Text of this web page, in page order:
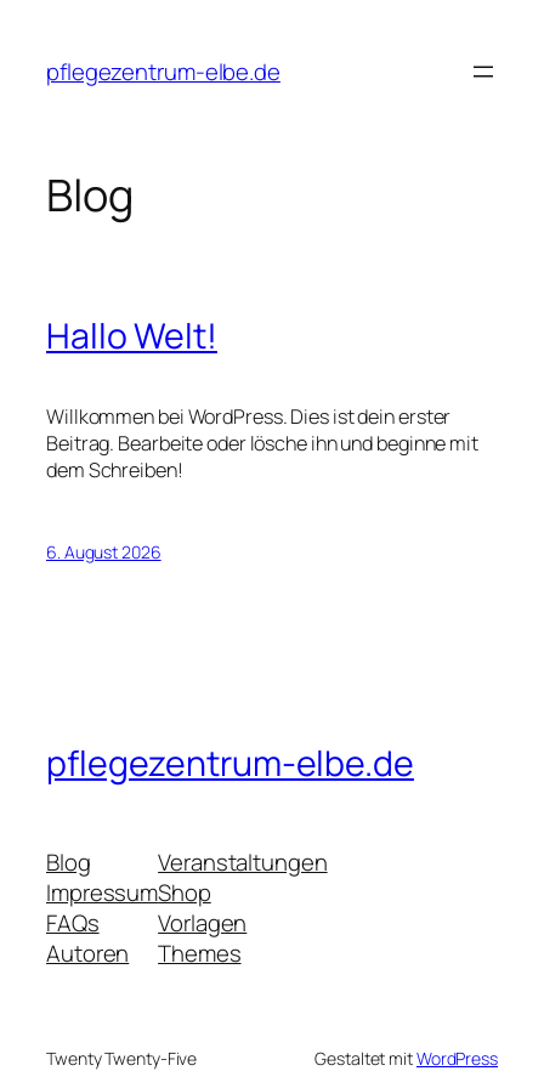
springen
pflegezentrum-elbe.de
Blog
Hallo Welt!
Willkommen bei WordPress. Dies ist dein erster
Beitrag. Bearbeite oder lösche ihn und beginne mit
dem Schreiben!
6. August 2026
pflegezentrum-elbe.de
Blog
Impressum
FAQs
Autoren
Veranstaltungen
Shop
Vorlagen
Themes
Twenty Twenty-Five Gestaltet mitWordPress